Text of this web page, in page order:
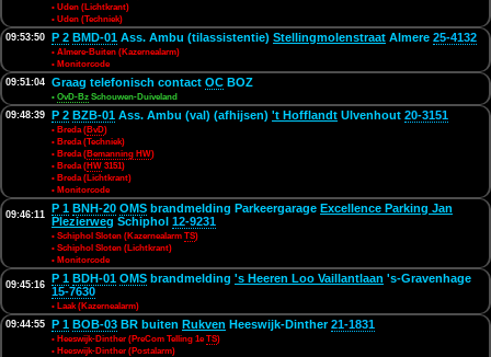
• Uden (Lichtkrant)
• Uden (Techniek)
09:53:50 P 2 BMD-01 Ass. Ambu (tilassistentie) Stellingmolenstraat Almere 25-4132
• Almere-Buiten (Kazernealarm)
• Monitorcode
09:51:04 Graag telefonisch contact OC BOZ
• OvD-Bz Schouwen-Duiveland
09:48:39 P 2 BZB-01 Ass. Ambu (val) (afhijsen) 't Hofflandt Ulvenhout 20-3151
• Breda (BvD)
• Breda (Techniek)
• Breda (Bemanning HW)
• Breda (HW 3151)
• Breda (Lichtkrant)
• Monitorcode
09:46:11 P 1 BNH-20 OMS brandmelding Parkeergarage Excellence Parking Jan
Plezierweg Schiphol 12-9231
• Schiphol Sloten (Kazernealarm TS)
• Schiphol Sloten (Lichtkrant)
• Monitorcode
09:45:16 P 1 BDH-01 OMS brandmelding 's Heeren Loo Vaillantlaan 's-Gravenhage
15-7630
• Laak (Kazernealarm)
09:44:55 P 1 BOB-03 BR buiten Rukven Heeswijk-Dinther21-1831
• Heeswijk-Dinther (PreCom Telling 1eTS)
• Heeswijk-Dinther (Postalarm)